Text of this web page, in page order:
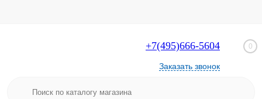
+7(495)666-5604
Заказать звонок
0